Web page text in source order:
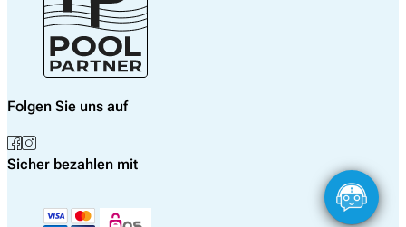
Folgen Sie uns auf
Sicher bezahlen mit